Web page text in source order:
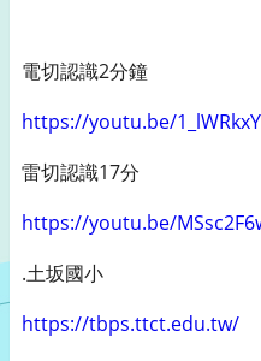
電切認識2分鐘
https://youtu.be/
雷切認識17分
https://youtu.be/
.土坂國小
https://tbps.ttct.edu.tw/